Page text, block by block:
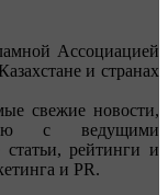
Ассоциацией
и странах
свежие новости,
с ведущими
рейтинги и
и PR.